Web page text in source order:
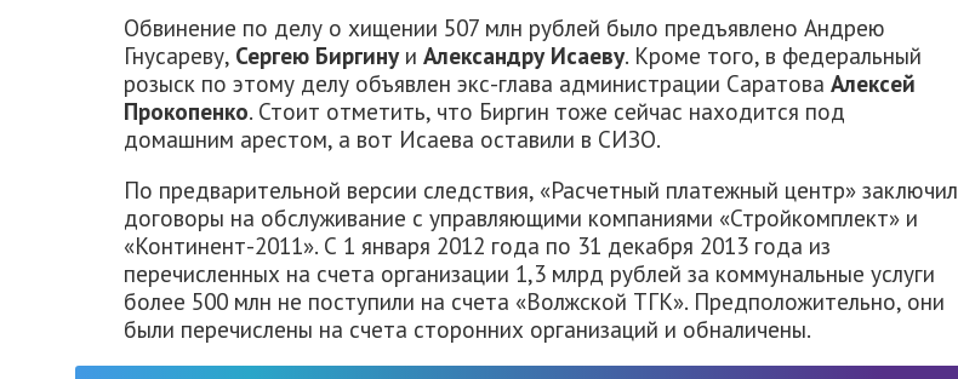
Обвинение по делу о хищении 507 млн рублей было предъявлено Андрею
Гнусареву, Сергею Биргинуи Александру Исаеву. Кроме того, в федеральный
розыск по этому делу объявлен экс-глава администрации Саратова Алексей
Прокопенко. Стоит отметить, что Биргин тоже сейчас находится под
домашним арестом, а вот Исаева оставили в СИЗО.
По предварительной версии следствия, «Расчетный платежный центр» заключил
договоры на обслуживание с управляющими компаниями «Стройкомплект» и
«Континент-2011». С 1 января 2012 года по 31 декабря 2013 года из
перечисленных на счета организации 1,3 млрд рублей за коммунальные услуги
более 500 млн не поступили на счета «Волжской ТГК». Предположительно, они
были перечислены на счета сторонних организаций и обналичены.